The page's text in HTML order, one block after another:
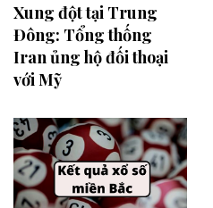
Xung đột tại Trung
Đông: Tổng thống
Iran ủng hộ đối thoại
với Mỹ